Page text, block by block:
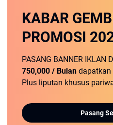
KABAR
PROMOSI
PASANG BANNER IKLAN
750,000 / Bulan dapatkan
Plus liputan khusus
Pasang